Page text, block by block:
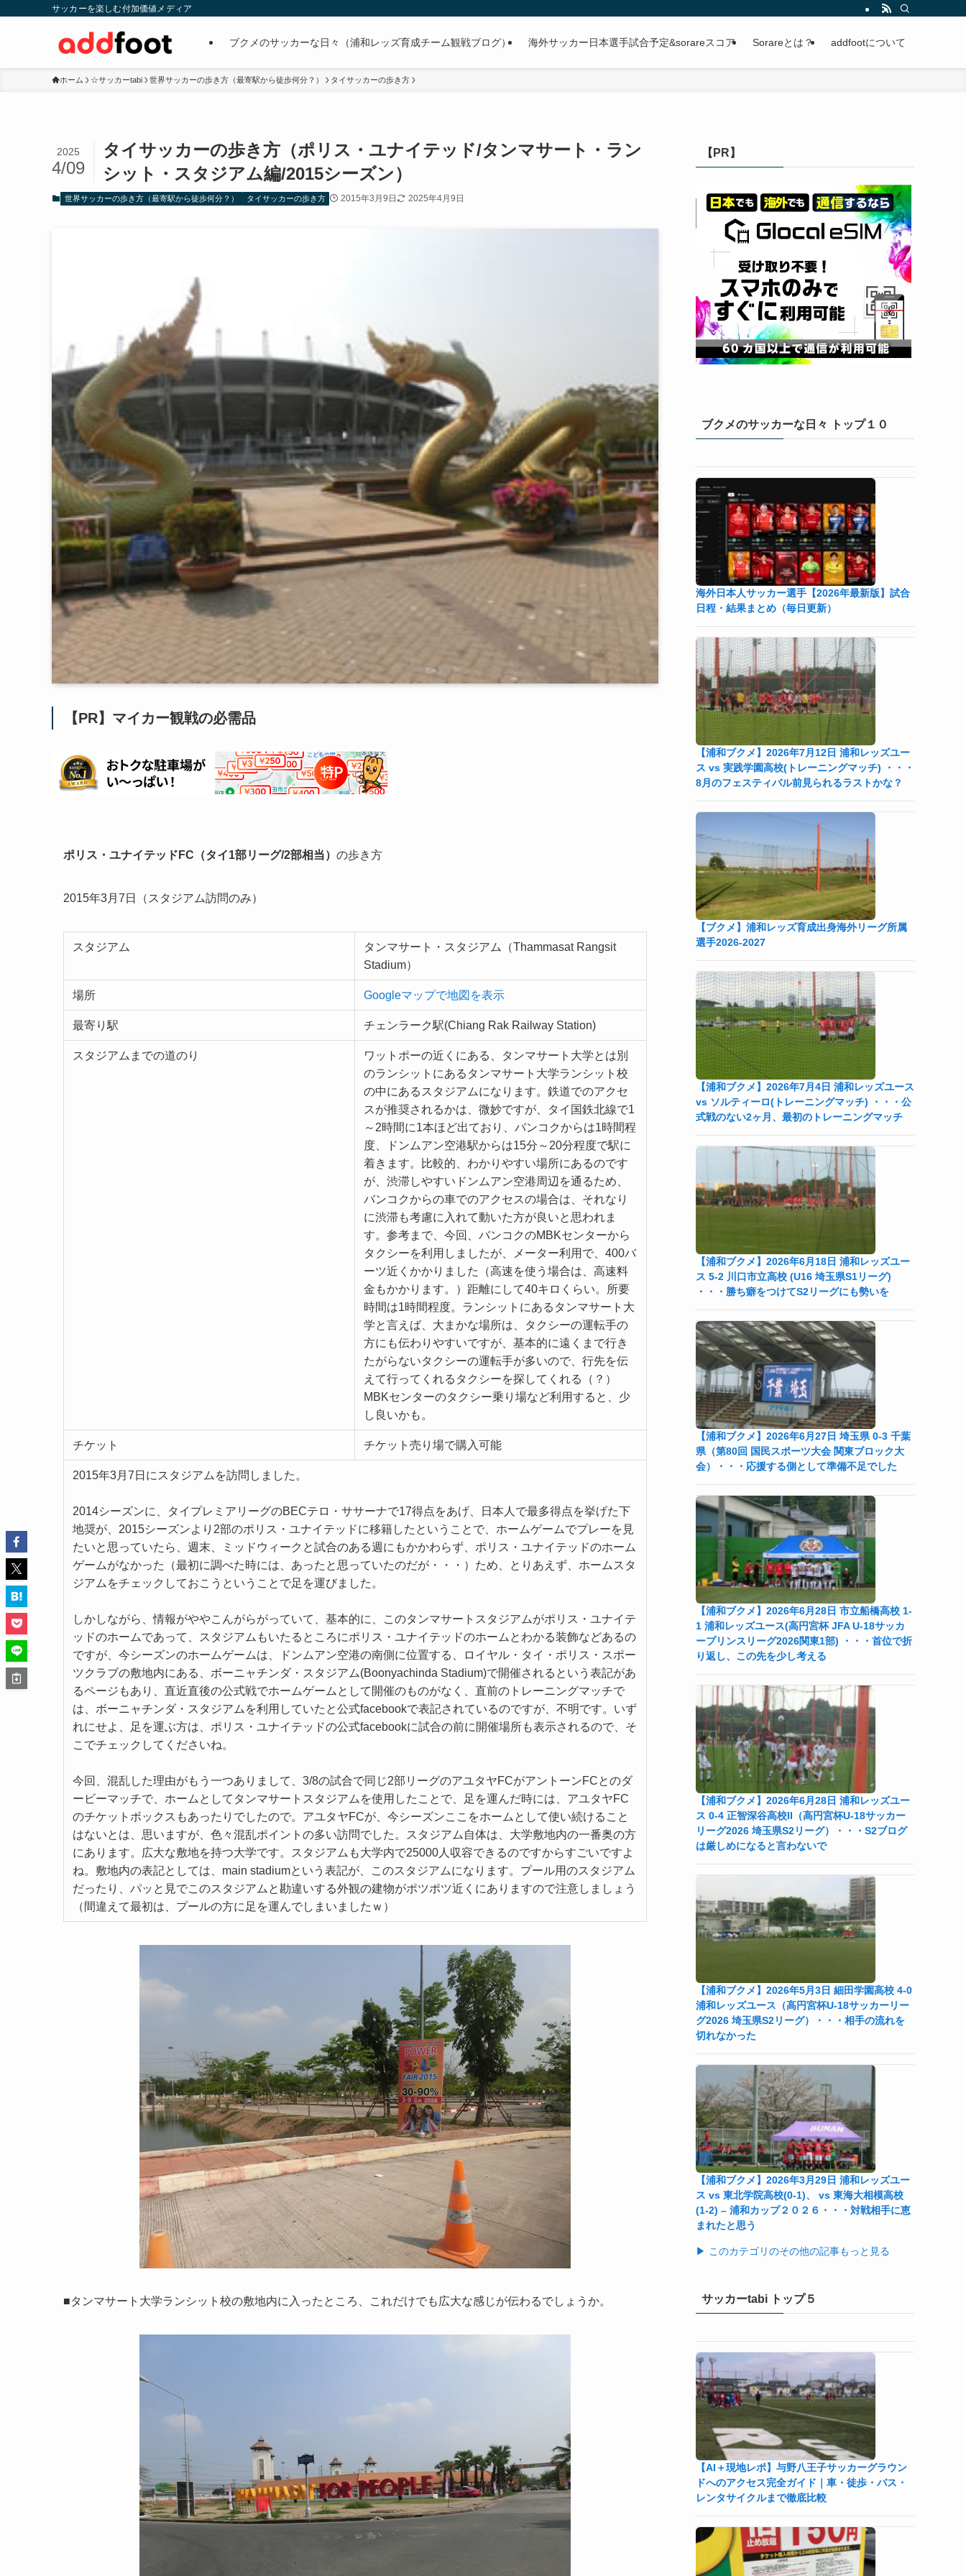
サッカーを楽しむ付加価値メディア
ブクメのサッカーな日々（浦和レッズ育成チーム観戦ブログ） 海外サッカー日本選手試合予定&sorareスコア Sorareとは？ addfootについて
ホーム ☆サッカーtabi 世界サッカーの歩き方（最寄駅から徒歩何分？） タイサッカーの歩き方
タイサッカーの歩き方（ポリス・ユナイテッド/タンマサート・ラン
シット・スタジアム編/2015シーズン）
2025
4/09
世界サッカーの歩き方（最寄駅から徒歩何分？） タイサッカーの歩き方 2015年3月9日 2025年4月9日
【PR】マイカー観戦の必需品
ポリス・ユナイテッドFC（タイ1部リーグ/2部相当） の歩き方
2015年3月7日（スタジアム訪問のみ）
スタジアム
タンマサート・スタジアム（Thammasat Rangsit
Stadium）
場所 Googleマップで地図を表示
最寄り駅 チェンラーク駅(Chiang Rak Railway Station)
スタジアムまでの道のり
ワットポーの近くにある、タンマサート大学とは別
のランシットにあるタンマサート大学ランシット校
の中にあるスタジアムになります。鉄道でのアクセ
スが推奨されるかは、微妙ですが、タイ国鉄北線で1
～2時間に1本ほど出ており、バンコクからは1時間程
度、ドンムアン空港駅からは15分～20分程度で駅に
着きます。比較的、わかりやすい場所にあるのです
が、渋滞しやすいドンムアン空港周辺を通るため、
バンコクからの車でのアクセスの場合は、それなり
に渋滞も考慮に入れて動いた方が良いと思われま
す。参考まで、今回、バンコクのMBKセンターから
タクシーを利用しましたが、メーター利用で、400バ
ーツ近くかかりました（高速を使う場合は、高速料
金もかかります。）距離にして40キロくらい。所要
時間は1時間程度。ランシットにあるタンマサート大
学と言えば、大まかな場所は、タクシーの運転手の
方にも伝わりやすいですが、基本的に遠くまで行き
たがらないタクシーの運転手が多いので、行先を伝
えて行ってくれるタクシーを探してくれる（？）
MBKセンターのタクシー乗り場など利用すると、少
し良いかも。
チケット チケット売り場で購入可能
2015年3月7日にスタジアムを訪問しました。
2014シーズンに、タイプレミアリーグのBECテロ・ササーナで17得点をあげ、日本人で最多得点を挙げた下
地奨が、2015シーズンより2部のポリス・ユナイテッドに移籍したということで、ホームゲームでプレーを見
たいと思っていたら、週末、ミッドウィークと試合のある週にもかかわらず、ポリス・ユナイテッドのホーム
ゲームがなかった（最初に調べた時には、あったと思っていたのだが・・・）ため、とりあえず、ホームスタ
ジアムをチェックしておこうということで足を運びました。
しかしながら、情報がややこんがらがっていて、基本的に、このタンマサートスタジアムがポリス・ユナイテ
ッドのホームであって、スタジアムもいたるところにポリス・ユナイテッドのホームとわかる装飾などあるの
ですが、今シーズンのホームゲームは、ドンムアン空港の南側に位置する、ロイヤル・タイ・ポリス・スポー
ツクラブの敷地内にある、ボーニャチンダ・スタジアム(Boonyachinda Stadium)で開催されるという表記があ
るページもあり、直近直後の公式戦でホームゲームとして開催のものがなく、直前のトレーニングマッチで
は、ボーニャチンダ・スタジアムを利用していたと公式facebookで表記されているのですが、不明です。いず
れにせよ、足を運ぶ方は、ポリス・ユナイテッドの公式facebookに試合の前に開催場所も表示されるので、そ
こでチェックしてくださいね。
今回、混乱した理由がもう一つありまして、3/8の試合で同じ2部リーグのアユタヤFCがアントーンFCとのダ
ービーマッチで、ホームとしてタンマサートスタジアムを使用したことで、足を運んだ時には、アユタヤFC
のチケットボックスもあったりでしたので。アユタヤFCが、今シーズンここをホームとして使い続けること
はないとは、思いますが、色々混乱ポイントの多い訪問でした。スタジアム自体は、大学敷地内の一番奥の方
にあります。広大な敷地を持つ大学です。スタジアムも大学内で25000人収容できるのですからすごいですよ
ね。敷地内の表記としては、main stadiumという表記が、このスタジアムになります。プール用のスタジアム
だったり、パッと見でこのスタジアムと勘違いする外観の建物がポツポツ近くにありますので注意しましょう
（間違えて最初は、プールの方に足を運んでしまいましたｗ）
■タンマサート大学ランシット校の敷地内に入ったところ、これだけでも広大な感じが伝わるでしょうか。
【PR】
ブクメのサッカーな日々 トップ１０
海外日本人サッカー選手【2026年最新版】試合
日程・結果まとめ（毎日更新）
【浦和ブクメ】2026年7月12日 浦和レッズユー
ス vs 実践学園高校(トレーニングマッチ) ・・・
8月のフェスティバル前見られるラストかな？
【ブクメ】浦和レッズ育成出身海外リーグ所属
選手2026-2027
【浦和ブクメ】2026年7月4日 浦和レッズユース
vs ソルティーロ(トレーニングマッチ) ・・・公
式戦のない2ヶ月、最初のトレーニングマッチ
【浦和ブクメ】2026年6月18日 浦和レッズユー
ス 5-2 川口市立高校 (U16 埼玉県S1リーグ)
・・・勝ち癖をつけてS2リーグにも勢いを
【浦和ブクメ】2026年6月27日 埼玉県 0-3 千葉
県（第80回 国民スポーツ大会 関東ブロック大
会）・・・応援する側として準備不足でした
【浦和ブクメ】2026年6月28日 市立船橋高校 1-
1 浦和レッズユース(高円宮杯 JFA U-18サッカ
ープリンスリーグ2026関東1部) ・・・首位で折
り返し、この先を少し考える
【浦和ブクメ】2026年6月28日 浦和レッズユー
ス 0-4 正智深谷高校II（高円宮杯U-18サッカー
リーグ2026 埼玉県S2リーグ）・・・S2ブログ
は厳しめになると言わないで
【浦和ブクメ】2026年5月3日 細田学園高校 4-0
浦和レッズユース（高円宮杯U-18サッカーリー
グ2026 埼玉県S2リーグ）・・・相手の流れを
切れなかった
【浦和ブクメ】2026年3月29日 浦和レッズユー
ス vs 東北学院高校(0-1)、 vs 東海大相模高校
(1-2) – 浦和カップ２０２６・・・対戦相手に恵
まれたと思う
▶ このカテゴリのその他の記事もっと見る
サッカーtabi トップ５
【AI＋現地レポ】与野八王子󠁣󠁴󠁿󠁣󠁴󠁿サッカーグラウン
ドへのアクセス完全ガイド｜車・徒歩・バス・
レンタサイクルまで徹底比較